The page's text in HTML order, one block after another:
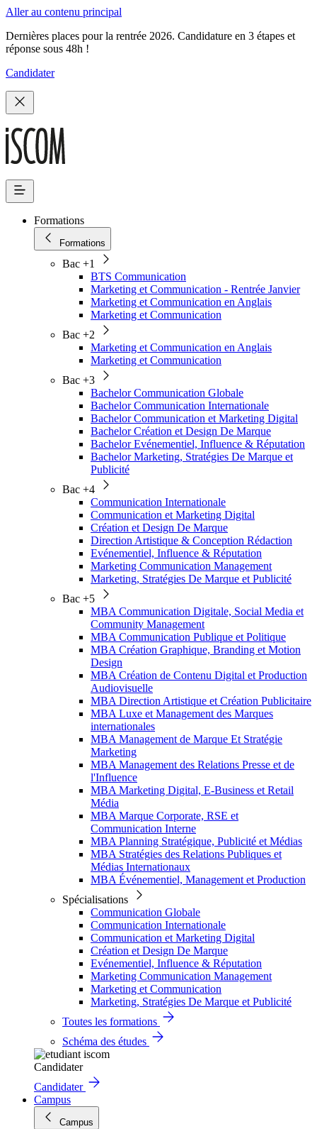
Aller au contenu principal
Dernières places pour la rentrée 2026. Candidature en 3 étapes et
réponse sous 48h !
Candidater
Formations
Formations
Bac +1
BTS Communication
Marketing et Communication - Rentrée Janvier
Marketing et Communication en Anglais
Marketing et Communication
Bac +2
Marketing et Communication en Anglais
Marketing et Communication
Bac +3
Bachelor Communication Globale
Bachelor Communication Internationale
Bachelor Communication et Marketing Digital
Bachelor Création et Design De Marque
Bachelor Evénementiel, Influence & Réputation
Bachelor Marketing, Stratégies De Marque et
Publicité
Bac +4
Communication Internationale
Communication et Marketing Digital
Création et Design De Marque
Direction Artistique & Conception Rédaction
Evénementiel, Influence & Réputation
Marketing Communication Management
Marketing, Stratégies De Marque et Publicité
Bac +5
MBA Communication Digitale, Social Media et
Community Management
MBA Communication Publique et Politique
MBA Création Graphique, Branding et Motion
Design
MBA Création de Contenu Digital et Production
Audiovisuelle
MBA Direction Artistique et Création Publicitaire
MBA Luxe et Management des Marques
internationales
MBA Management de Marque Et Stratégie
Marketing
MBA Management des Relations Presse et de
l'Influence
MBA Marketing Digital, E-Business et Retail
Média
MBA Marque Corporate, RSE et
Communication Interne
MBA Planning Stratégique, Publicité et Médias
MBA Stratégies des Relations Publiques et
Médias Internationaux
MBA Événementiel, Management et Production
Spécialisations
Communication Globale
Communication Internationale
Communication et Marketing Digital
Création et Design De Marque
Evénementiel, Influence & Réputation
Marketing Communication Management
Marketing et Communication
Marketing, Stratégies De Marque et Publicité
Toutes les formations
Schéma des études
Candidater
Candidater
Campus
Campus